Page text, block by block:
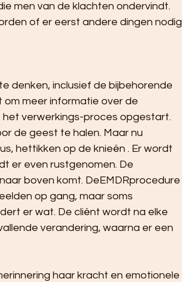
men van de klachten ondervindt.
of er eerst andere dingen nodig
denken, inclusief de bijbehorende
meer informatie over de
verwerkings-proces opgestart.
de geest te halen. Maar nu
hettikken op de knieën . Er wordt
er even rustgenomen. De
boven komt. DeEMDRprocedure
op gang, maar soms
er wat. De cliënt wordt na elke
verandering, waarna er een
haar kracht en emotionele